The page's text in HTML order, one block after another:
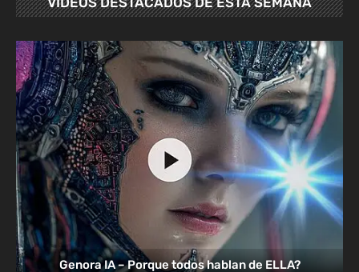
Genora IA – Porque todos hablan de ELLA?